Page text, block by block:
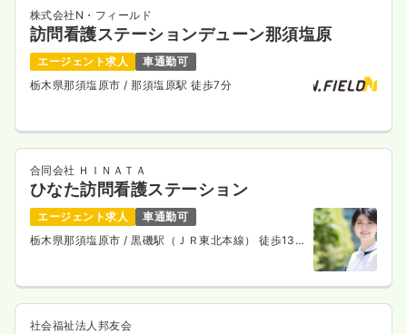
株式会社N・フィールド
訪問看護ステーションデューン那須塩原
エージェント求人
車通勤可
栃木県那須塩原市/ 那須塩原駅 徒歩7分
合同会社 ＨＩＮＡＴＡ
ひなた訪問看護ステーション
エージェント求人
車通勤可
栃木県那須塩原市/ 黒磯駅（ＪＲ東北本線） 徒歩13
社会福祉法人邦友会